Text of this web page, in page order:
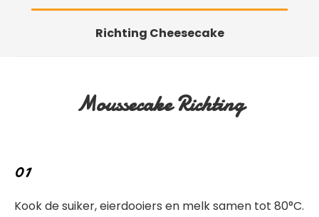
Richting Cheesecake
Moussecake Richting
01
Kook de suiker, eierdooiers en melk samen tot 80°C.